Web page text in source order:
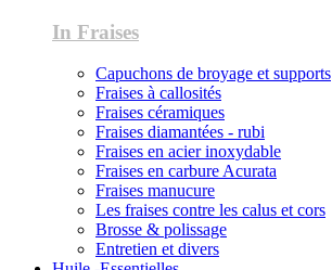
In Fraises
Capuchons de broyage et supports
Fraises à callosités
Fraises céramiques
Fraises diamantées - rubi
Fraises en acier inoxydable
Fraises en carbure Acurata
Fraises manucure
Les fraises contre les calus et cors
Brosse & polissage
Entretien et divers